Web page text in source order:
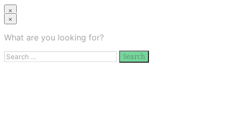
×
Kollektion
Galerie
×
What are you looking for?
Search
for: